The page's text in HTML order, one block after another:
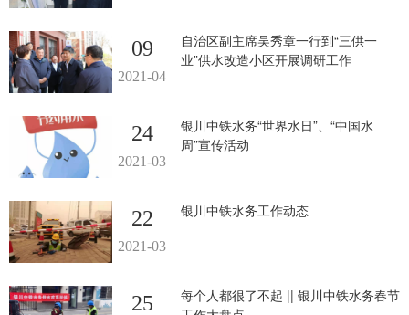
09
2021-04
自治区副主席吴秀章一行到“三供一
业”供水改造小区开展调研工作
24
2021-03
银川中铁水务“世界水日”、“中国水
周”宣传活动
22
2021-03
银川中铁水务工作动态
25
每个人都很了不起 || 银川中铁水务春节